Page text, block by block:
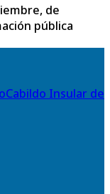
de
pública
Cabildo Insular de